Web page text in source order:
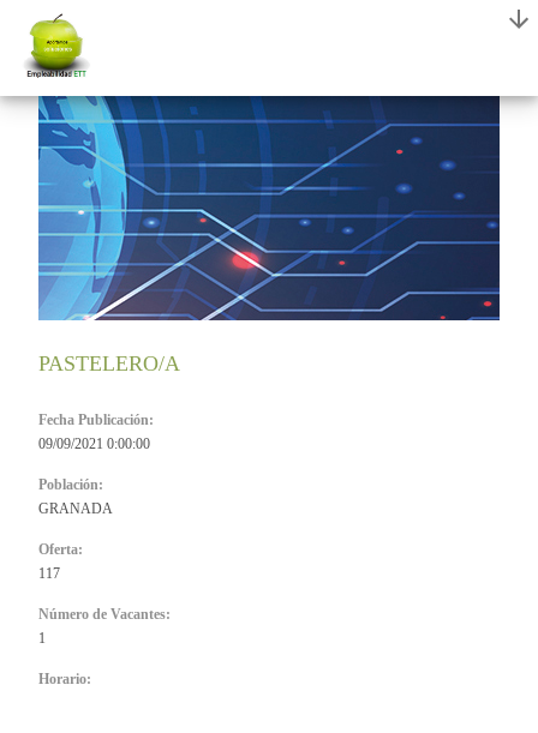
PASTELERO/A
Fecha Publicación:
09/09/2021 0:00:00
Población:
GRANADA
Oferta:
117
Número de Vacantes:
1
Horario: